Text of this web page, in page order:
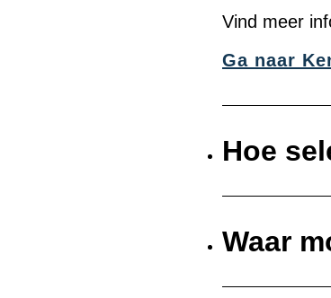
Vind meer
Ga naar
Hoe
Waar